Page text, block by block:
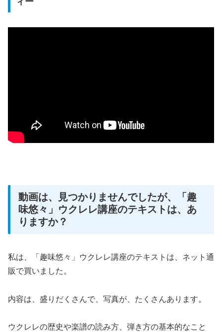
動画は、見つかりませんでしたが、「趣
味悠々」ウクレレ講座のテキストは、あ
りますか？
私は、「趣味悠々」ウクレレ講座のテキストは、ネット通
販で買いました。
内容は、盛りだくさんで、写真が、たくさんあります。
ウクレレの歴史や楽譜の読み方、弾き方の基本的なこと